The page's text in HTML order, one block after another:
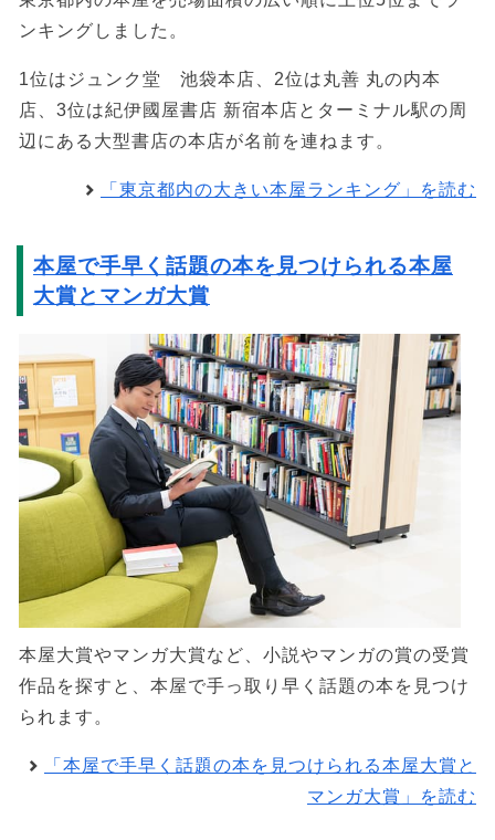
ンキングしました。
1位はジュンク堂 池袋本店、2位は丸善 丸の内本
店、3位は紀伊國屋書店 新宿本店とターミナル駅の周
辺にある大型書店の本店が名前を連ねます。
「東京都内の大きい本屋ランキング」を読む
本屋で手早く話題の本を見つけられる本屋
大賞とマンガ大賞
本屋大賞やマンガ大賞など、小説やマンガの賞の受賞
作品を探すと、本屋で手っ取り早く話題の本を見つけ
られます。
「本屋で手早く話題の本を見つけられる本屋大賞と
マンガ大賞」を読む